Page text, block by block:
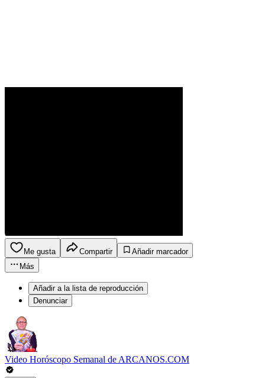
Me gusta Compartir
Añadir marcador
Más
Añadir a la lista de reproducción
Denunciar
Video Horóscopo Semanal de ARCANOS.COM